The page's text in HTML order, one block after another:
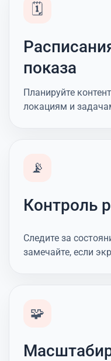
🗓️
показа
Планируйте
локациям и
📡
Контроль
Следите за
замечайте, если
🧩